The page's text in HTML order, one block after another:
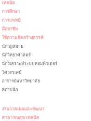
เทคนิค
การศึกษา
การแพทย์
มืออาชีพ
ใช้ความคิดสร้างสรรค์
นักกฏหมาย
นักวิทยาศาสตร์
นักวิเคราะห์ระบบคอมพิวเตอร์
วิศวกรเคมี
อาจารย์มหาวิทยาลัย
สถาปนิก
งานวางแผนและพัฒนา
สาธารณสุข/เทคนิค